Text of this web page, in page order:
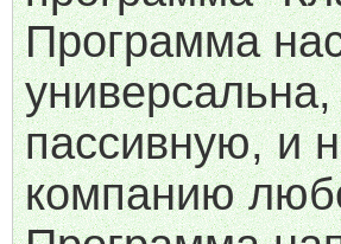
Программа
пассивную, и
компанию